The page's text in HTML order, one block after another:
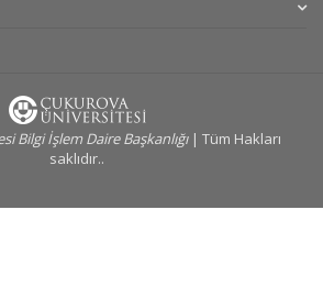
Bilgi İşlem Daire Başkanlığı| Tüm Hakları
saklıdır..